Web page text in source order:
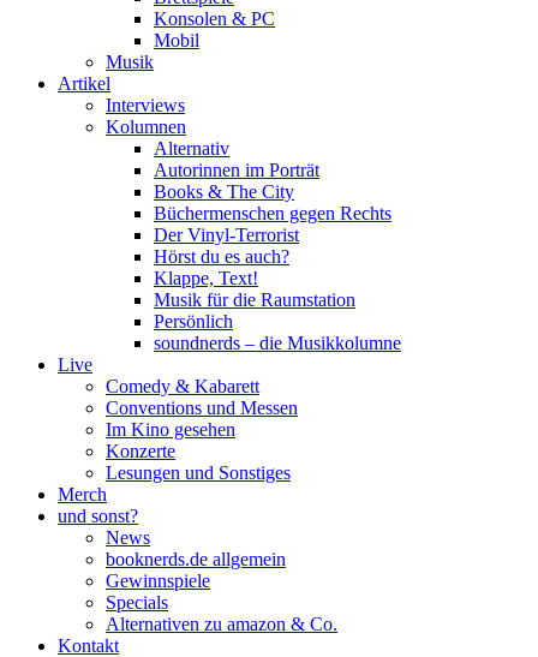
Konsolen & PC
Mobil
Musik
Artikel
Interviews
Kolumnen
Alternativ
Autorinnen im Porträt
Books & The City
Büchermenschen gegen Rechts
Der Vinyl-Terrorist
Hörst du es auch?
Klappe, Text!
Musik für die Raumstation
Persönlich
soundnerds – die Musikkolumne
Live
Comedy & Kabarett
Conventions und Messen
Im Kino gesehen
Konzerte
Lesungen und Sonstiges
Merch
und sonst?
News
booknerds.de allgemein
Gewinnspiele
Specials
Alternativen zu amazon & Co.
Kontakt